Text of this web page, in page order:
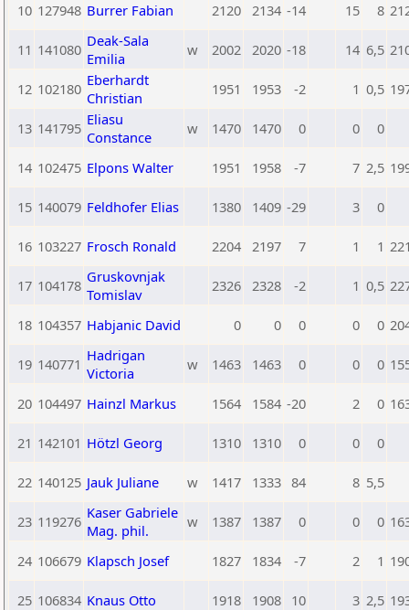
10 127948 Burrer Fabian 2120 2134 -14 15 8
11 141080 Deak-Sala
Emilia
w 2002 2020 -18 14 6,5
12 102180 Eberhardt
Christian
1951 1953 -2 1 0,5
13 141795 Eliasu
Constance
w 1470 1470 0 0 0
14 102475 Elpons Walter 1951 1958 -7 7 2,5
15 140079 Feldhofer Elias 1380 1409 -29 3 0
16 103227 Frosch Ronald 2204 2197 7 1 1
17 104178 Gruskovnjak
Tomislav
2326 2328 -2 1 0,5
18 104357 Habjanic David 0 0 0 0 0
19 140771 Hadrigan
Victoria
w 1463 1463 0 0 0
20 104497 Hainzl Markus 1564 1584 -20 2 0
21 142101 Hötzl Georg 1310 1310 0 0 0
22 140125 Jauk Juliane w 1417 1333 84 8 5,5
23 119276 Kaser Gabriele
Mag. phil.
w 1387 1387 0 0 0
24 106679 Klapsch Josef 1827 1834 -7 2 1
25 106834 Knaus Otto 1918 1908 10 3 2,5